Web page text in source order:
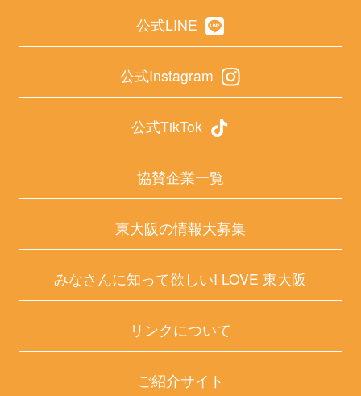
公式LINE
公式Instagram
公式TikTok
協賛企業一覧
東大阪の情報大募集
みなさんに知って欲しいI LOVE 東大阪
リンクについて
ご紹介サイト